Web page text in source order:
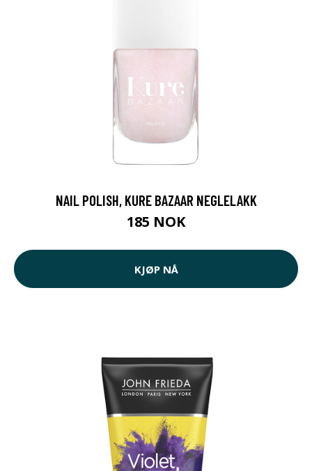
NAIL POLISH, KURE BAZAAR NEGLELAKK
185 NOK
KJØP NÅ